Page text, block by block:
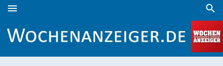
menu search